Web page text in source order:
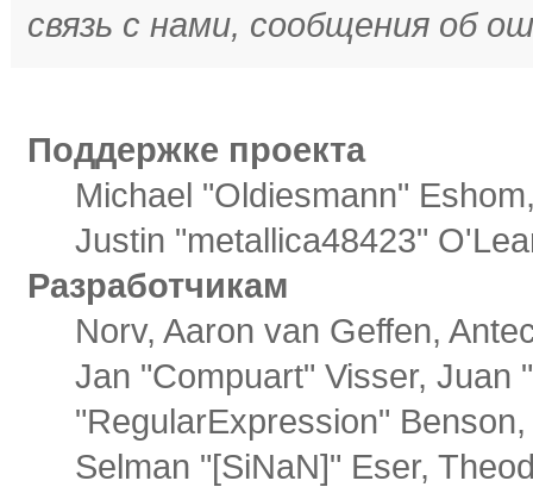
связь с нами, сообщения об
Поддержке проекта
Michael "Oldiesmann"
Justin "metallica48423"
Разработчикам
Norv, Aaron van Geffen,
Jan "Compuart" Visser, Juan
"RegularExpression"
Selman "[SiNaN]" Eser,